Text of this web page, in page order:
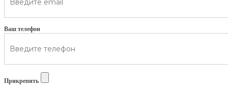
Ваш телефон
Прикрепить